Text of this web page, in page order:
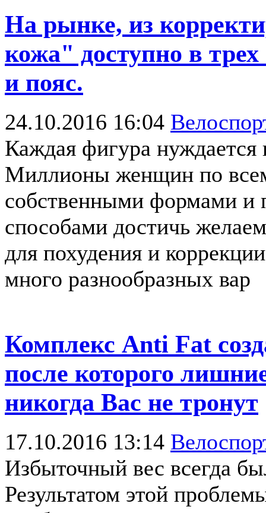
На рынке, из
кожа" доступно в
и пояс.
24.10.2016 16:04
Каждая фигура нуждается
Миллионы женщин по
собственными формами
способами достичь
для похудения и
много разнообразных вар
Комплекс Anti Fat
после которого
никогда Вас не тронут
17.10.2016 13:14
Избыточный вес всегда
Результатом этой